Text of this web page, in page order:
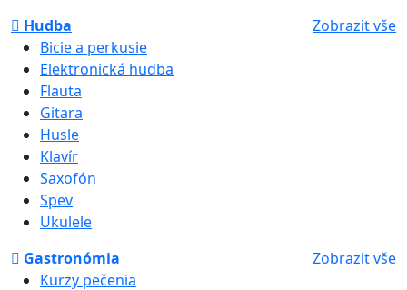
Hudba
Zobrazit vše
Bicie a perkusie
Elektronická hudba
Flauta
Gitara
Husle
Klavír
Saxofón
Spev
Ukulele
Gastronómia
Zobrazit vše
Kurzy pečenia